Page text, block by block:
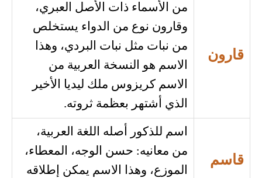
قارون
من الأسماء ذات الأصل العبري،
وقارون نوع من الدواء يستخلص
من نبات مثل نبات البردي، وهذا
الاسم هو النسخة العربية من
الاسم كريزوس ملك ليديا الأخير
الذي أشتهر بعظمة ثروته.
قاسم
اسم للذكور أصله اللغة العربية،
من معانيه: حسن الوجه، المعطاء،
الموزع، وهذا الاسم يمكن إطلاقه